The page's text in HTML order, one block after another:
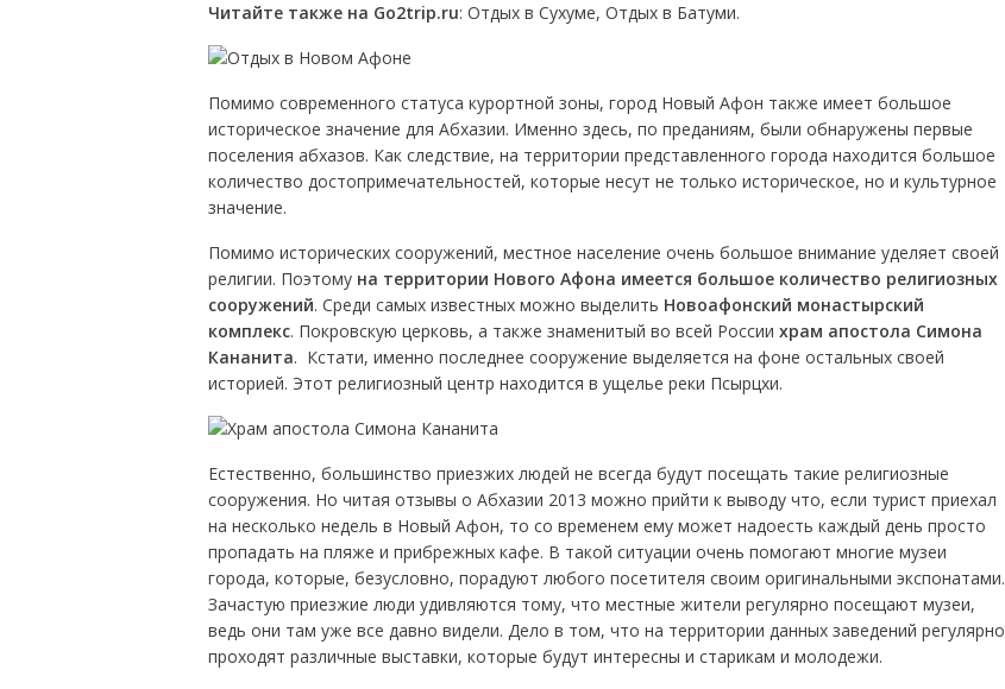
Читайте также на Go2trip.ru: Отдых в Сухуме, Отдых в Батуми.
Помимо современного статуса курортной зоны, город Новый Афон также имеет большое
историческое значение для Абхазии. Именно здесь, по преданиям, были обнаружены первые
поселения абхазов. Как следствие, на территории представленного города находится большое
количество достопримечательностей, которые несут не только историческое, но и культурное
значение.
Помимо исторических сооружений, местное население очень большое внимание уделяет своей
религии. Поэтому на территории Нового Афона имеется большое количество религиозных
сооружений. Среди самых известных можно выделить Новоафонский монастырский
комплекс. Покровскую церковь, а также знаменитый во всей России храм апостола Симона
Кананита. Кстати, именно последнее сооружение выделяется на фоне остальных своей
историей. Этот религиозный центр находится в ущелье реки Псырцхи.
Естественно, большинство приезжих людей не всегда будут посещать такие религиозные
сооружения. Но читая отзывы о Абхазии 2013 можно прийти к выводу что, если турист приехал
на несколько недель в Новый Афон, то со временем ему может надоесть каждый день просто
пропадать на пляже и прибрежных кафе. В такой ситуации очень помогают многие музеи
города, которые, безусловно, порадуют любого посетителя своим оригинальными экспонатами.
Зачастую приезжие люди удивляются тому, что местные жители регулярно посещают музеи,
ведь они там уже все давно видели. Дело в том, что на территории данных заведений регулярно
проходят различные выставки, которые будут интересны и старикам и молодежи.